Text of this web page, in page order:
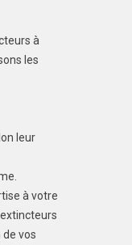
à
les
leur
à votre
vos